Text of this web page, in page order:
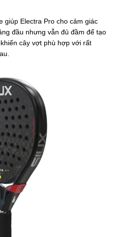
giúp Electra Pro cho cảm giác
đầu nhưng vẫn đủ đầm để tạo
cây vợt phù hợp với rất